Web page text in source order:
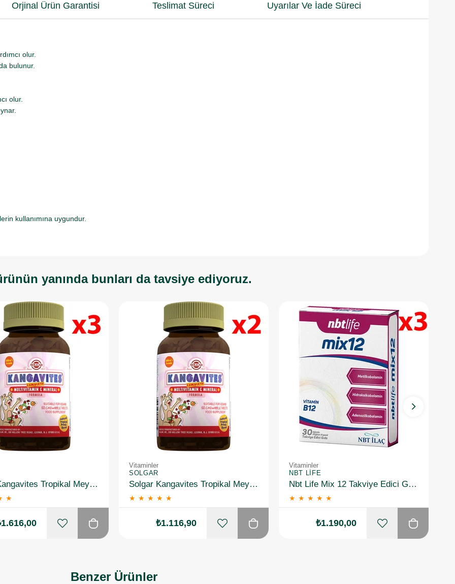
Orjinal Ürün Garantisi Teslimat Süreci Uyarılar Ve İade Süreci
olur.
bulunur.
olur.
kullanımına uygundur.
yanında bunları da tavsiye ediyoruz.
Solgar Kangavites Tropikal Meyve Aromalı 60 Tablet 3 Adet
★
Vitaminler
SOLGAR
Solgar Kangavites Tropikal Meyve Aromalı 60 Tablet 2 Adet
★ ★ ★ ★ ★
₺1.116,90
Vitaminler
NBT LIFE
Nbt Life Mix 12 Takviye Edici Gıda 30 Kapsül 3 Adet
★ ★ ★ ★ ★
₺1.190,00
Benzer Ürünler